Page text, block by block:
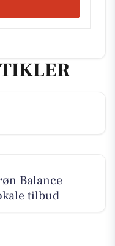
Balance
tilbud